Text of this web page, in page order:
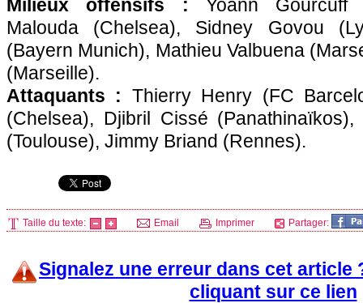
Milieux offensifs : Yoann Gourcuff
Malouda (Chelsea), Sidney Govou (
(Bayern Munich), Mathieu Valbuena (
(Marseille).
Attaquants : Thierry Henry (FC
(Chelsea), Djibril Cissé (Panathinaïkos),
(Toulouse), Jimmy Briand (Rennes).
Taille du texte: Email Imprimer Partager:
Signalez une erreur dans cet article
cliquant sur ce lien